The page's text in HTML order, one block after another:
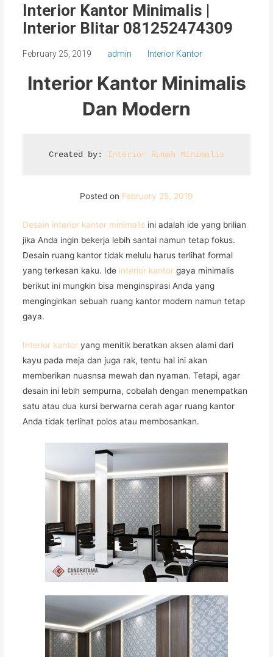
Interior Kantor Minimalis |
Interior Blitar 081252474309
February 25, 2019 admin Interior Kantor
Interior Kantor Minimalis
Dan Modern
Created by: Interior Rumah Minimalis
Posted on February 25, 2019
Desain interior kantor minimalis ini adalah ide yang brilian
jika Anda ingin bekerja lebih santai namun tetap fokus.
Desain ruang kantor tidak melulu harus terlihat formal
yang terkesan kaku. Ide interior kantor gaya minimalis
berikut ini mungkin bisa menginspirasi Anda yang
menginginkan sebuah ruang kantor modern namun tetap
gaya.
Interior kantor yang menitik beratkan aksen alami dari
kayu pada meja dan juga rak, tentu hal ini akan
memberikan nuasnsa mewah dan nyaman. Tetapi, agar
desain ini lebih sempurna, cobalah dengan menempatkan
satu atau dua kursi berwarna cerah agar ruang kantor
Anda tidak terlihat polos atau membosankan.